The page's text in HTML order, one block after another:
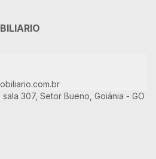
sala 307, Setor Bueno, Goiânia - GO